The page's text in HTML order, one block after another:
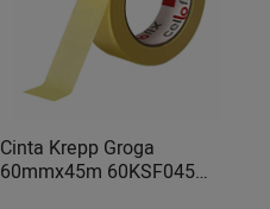
Cinta Krepp Groga
60mmx45m 60KSF045